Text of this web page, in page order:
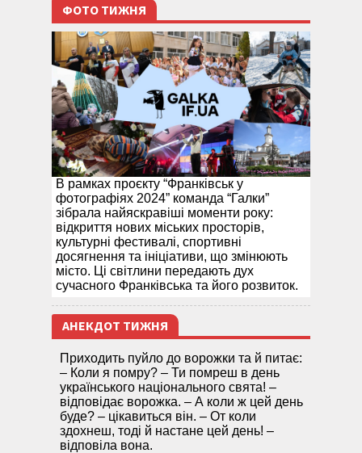
ФОТО ТИЖНЯ
В рамках проєкту “Франківськ у
фотографіях 2024” команда “Галки”
зібрала найяскравіші моменти року:
відкриття нових міських просторів,
культурні фестивалі, спортивні
досягнення та ініціативи, що змінюють
місто. Ці світлини передають дух
сучасного Франківська та його розвиток.
АНЕКДОТ ТИЖНЯ
Приходить пуйло до ворожки та й питає:
– Коли я помру? – Ти помреш в день
українського національного свята! –
відповідає ворожка. – А коли ж цей день
буде? – цікавиться він. – От коли
здохнеш, тоді й настане цей день! –
відповіла вона.